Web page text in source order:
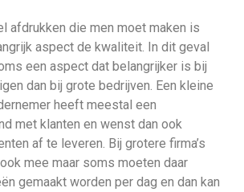
afdrukken die men moet maken is
aspect de kwaliteit. In dit geval
een aspect dat belangrijker is bij
dan bij grote bedrijven. Een kleine
heeft meestal een
met klanten en wenst dan ook
af te leveren. Bij grotere firma’s
mee maar soms moeten daar
gemaakt worden per dag en dan kan